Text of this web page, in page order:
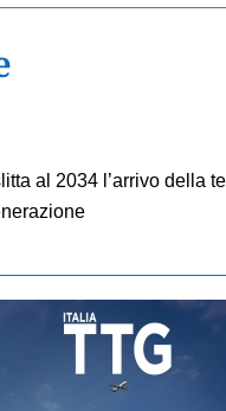
al 2034 l’arrivo della